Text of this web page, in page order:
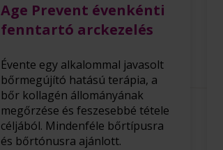
Age Prevent évenkénti
fenntartó arckezelés
Évente egy alkalommal javasolt
bőrmegújító hatású terápia, a
bőr kollagén állományának
megőrzése és feszesebbé tétele
céljából. Mindenféle bőrtípusra
és bőrtónusra ajánlott.